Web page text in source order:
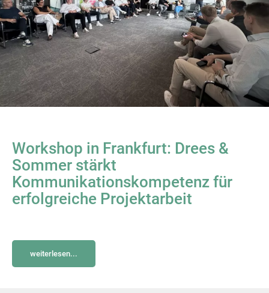
Workshop in Frankfurt: Drees &
Sommer stärkt
Kommunikationskompetenz für
erfolgreiche Projektarbeit
weiterlesen...